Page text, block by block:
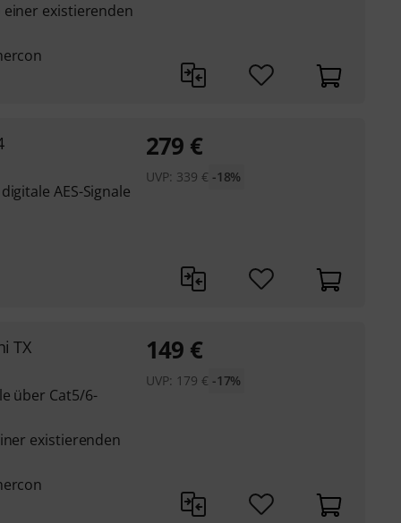
existierenden
AES-Signale
279 €
UVP: 339 € -18%
TX
über Cat5/6-
existierenden
149 €
UVP: 179 € -17%